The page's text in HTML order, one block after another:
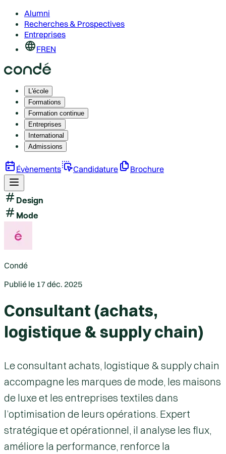
Alumni
Recherches & Prospectives
Entreprises
FREN
L'école
Formations
Formation continue
Entreprises
International
Admissions
Évènements Candidature Brochure
Design
Mode
Condé
Publié le 17 déc. 2025
Consultant (achats,
logistique & supply chain)
Le consultant achats, logistique & supply chain
accompagne les marques de mode, les maisons
de luxe et les entreprises textiles dans
l’optimisation de leurs opérations. Expert
stratégique et opérationnel, il analyse les flux,
améliore la performance, renforce la